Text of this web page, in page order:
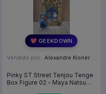
💖 GEEKDOWN
Vendido por: Alexandre Kisner - PR
Pinky ST Street Tenjou Tenge
Box Figure 02 - Maya Natsume